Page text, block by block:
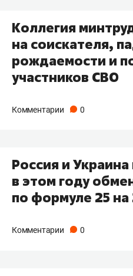
Коллегия
на соискателя,
рождаемости и
участников СВО
Комментарии 0
Россия и
в этом году
по формуле 25 на
Комментарии 0